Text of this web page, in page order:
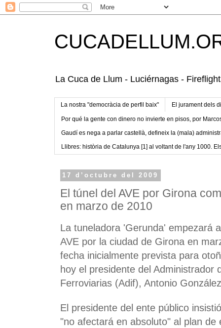
La Cuca de Llum - Luciérnagas -
La nostra "democràcia de perfil baix" El jurament dels
Por qué la gente con dinero no invierte en pisos, por
Gaudí es nega a parlar castellà, defineix la (mala)
Llibres: història de Catalunya [1] al voltant de l'any 1000.
17 d’octubre del 2009
El túnel del AVE por Girona
en marzo de 2010
La tuneladora 'Gerunda' empezará
AVE por la ciudad de Girona en
fecha inicialmente prevista para
hoy el presidente del Administrador
Ferroviarias (Adif), Antonio
El presidente del ente público
"no afectará en absoluto" al plan de